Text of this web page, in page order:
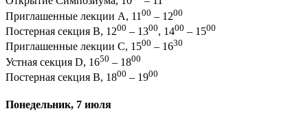
Приглашенные лекции A, 11 00 – 1200
Постерная секция B, 1200 – 1300, 1400 – 1500
Приглашенные лекции C, 1500 – 1630
Устная секция D, 1650 – 1800
Постерная секция B, 1800 – 1900
Понедельник, 7 июля